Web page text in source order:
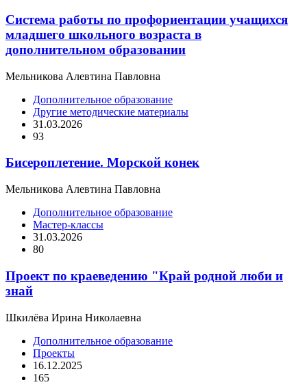
Система работы по профориентации учащихся
младшего школьного возраста в
дополнительном образовании
Мельникова Алевтина Павловна
Дополнительное образование
Другие методические материалы
31.03.2026
93
Бисероплетение. Морской конек
Мельникова Алевтина Павловна
Дополнительное образование
Мастер-классы
31.03.2026
80
Проект по краеведению "Край родной люби и
знай
Шкилёва Ирина Николаевна
Дополнительное образование
Проекты
16.12.2025
165